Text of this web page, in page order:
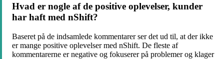
Hvad er nogle af de positive oplevelser, kunder
har haft med nShift?
Baseret på de indsamlede kommentarer ser det ud til, at der ikke
er mange positive oplevelser med nShift. De fleste af
kommentarerne er negative og fokuserer på problemer og klager